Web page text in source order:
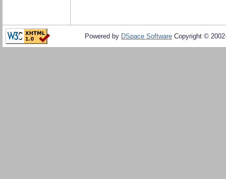
Powered by DSpace Software Copyright ©